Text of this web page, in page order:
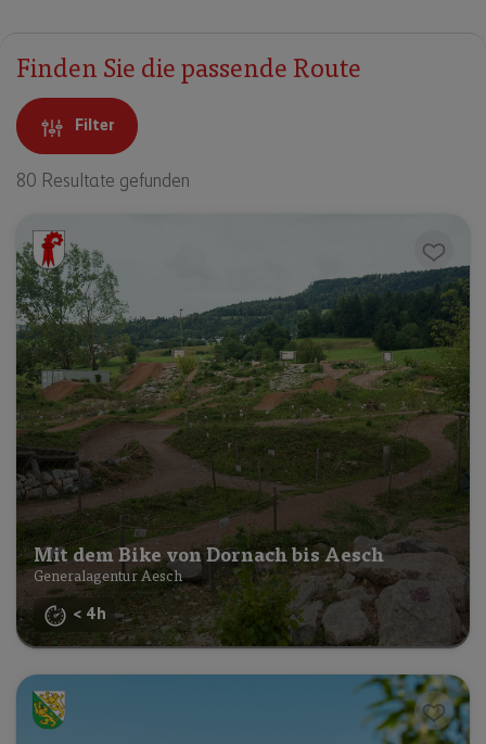
Finden Sie die passende Route
Filter
80 Resultate gefunden
Mit dem Bike von Dornach bis Aesch
Generalagentur Aesch
< 4h